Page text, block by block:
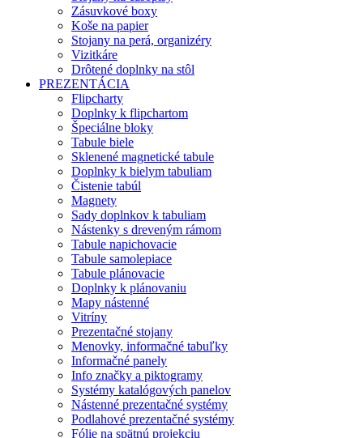
Zásuvkové boxy
Koše na papier
Stojany na perá, organizéry
Vizitkáre
Drôtené doplnky na stôl
PREZENTÁCIA
Flipcharty
Doplnky k flipchartom
Špeciálne bloky
Tabule biele
Sklenené magnetické tabule
Doplnky k bielym tabuliam
Čistenie tabúl
Magnety
Sady doplnkov k tabuliam
Nástenky s dreveným rámom
Tabule napichovacie
Tabule samolepiace
Tabule plánovacie
Doplnky k plánovaniu
Mapy nástenné
Vitríny
Prezentačné stojany
Menovky, informačné tabuľky
Informačné panely
Info značky a piktogramy
Systémy katalógových panelov
Nástenné prezentačné systémy
Podlahové prezentačné systémy
Fólie na spätnú projekciu